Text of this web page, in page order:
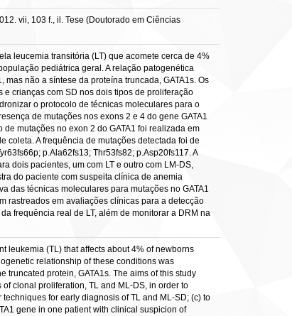
vii, 103 f., il. Tese (Doutorado em Ciências
leucemia transitória (LT) que acomete cerca de 4%
pediátrica geral. A relação patogenética
não a síntese da proteína truncada, GATA1s. Os
e crianças com SD nos dois tipos de proliferação
o protocolo de técnicas moleculares para o
de mutações nos exons 2 e 4 do gene GATA1
mutações no exon 2 do GATA1 foi realizada em
coleta. A frequência de mutações detectada foi de
p.Ala62fs13; Thr53fs82; p.Asp20fs117. A
dois pacientes, um com LT e outro com LM-DS,
do paciente com suspeita clínica de anemia
das técnicas moleculares para mutações no GATA1
rastreados em avaliações clínicas para a detecção
frequência real de LT, além de monitorar a DRM na
leukemia (TL) that affects about 4% of newborns
relationship of these conditions was
truncated protein, GATA1s. The aims of this study
clonal proliferation, TL and ML-DS, in order to
for early diagnosis of TL and ML-SD; (c) to
gene in one patient with clinical suspicion of